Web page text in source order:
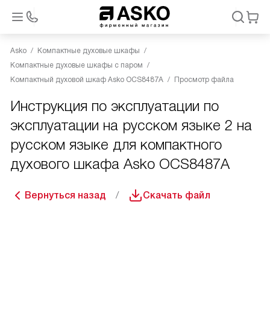
Asko
Компактные духовые шкафы
Компактные духовые шкафы с паром
Компактный духовой шкаф Asko OCS8487A
Просмотр файла
Инструкция по эксплуатации по
эксплуатации на русском языке 2 на
русском языке для компактного
духового шкафа Asko OCS8487A
Вернуться назад Скачать файл